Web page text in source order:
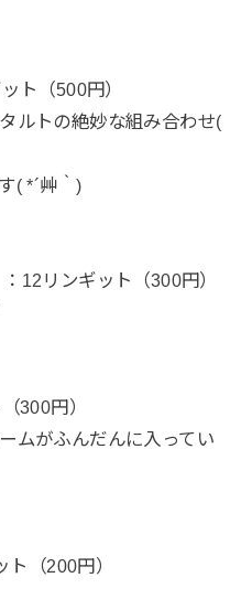
ト（500円）
ルトの絶妙な組み合わせ(
( *´艸｀)
12リンギット（300円）
300円）
ムがふんだんに入ってい
（200円）